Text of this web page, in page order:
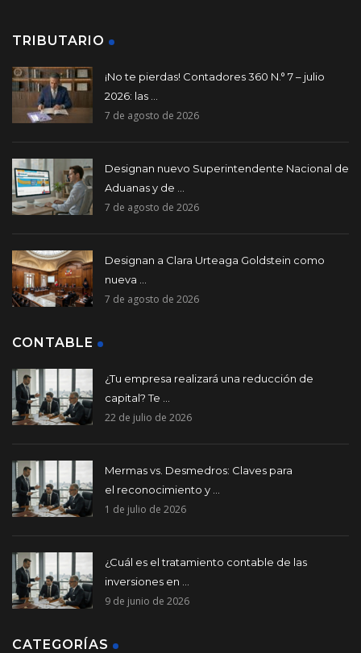
TRIBUTARIO
¡No te pierdas! Contadores 360 N.° 7 – julio
2026: las ...
7 de agosto de 2026
Designan nuevo Superintendente Nacional de
Aduanas y de ...
7 de agosto de 2026
Designan a Clara Urteaga Goldstein como
nueva ...
7 de agosto de 2026
CONTABLE
¿Tu empresa realizará una reducción de
capital? Te ...
22 de julio de 2026
Mermas vs. Desmedros: Claves para
el reconocimiento y ...
1 de julio de 2026
¿Cuál es el tratamiento contable de las
inversiones en ...
9 de junio de 2026
CATEGORÍAS